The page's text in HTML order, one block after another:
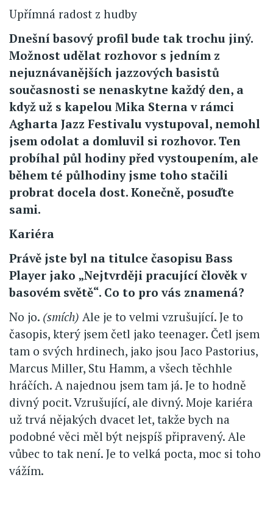
Upřímná radost z hudby
Dnešní basový profil bude tak trochu jiný.
Možnost udělat rozhovor s jedním z
nejuznávanějších jazzových basistů
současnosti se nenaskytne každý den, a
když už s kapelou Mika Sterna v rámci
Agharta Jazz Festivalu vystupoval, nemohl
jsem odolat a domluvil si rozhovor. Ten
probíhal půl hodiny před vystoupením, ale
během té půlhodiny jsme toho stačili
probrat docela dost. Konečně, posuďte
sami.
Kariéra
Právě jste byl na titulce časopisu Bass
Player jako „Nejtvrději pracující člověk v
basovém světě“. Co to pro vás znamená?
No jo. (smích) Ale je to velmi vzrušující. Je to
časopis, který jsem četl jako teenager. Četl jsem
tam o svých hrdinech, jako jsou Jaco Pastorius,
Marcus Miller, Stu Hamm, a všech těchhle
hráčích. A najednou jsem tam já. Je to hodně
divný pocit. Vzrušující, ale divný. Moje kariéra
už trvá nějakých dvacet let, takže bych na
podobné věci měl být nejspíš připravený. Ale
vůbec to tak není. Je to velká pocta, moc si toho
vážím.